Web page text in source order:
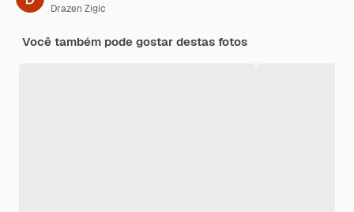
Drazen Zigic
Você também pode gostar destas fotos